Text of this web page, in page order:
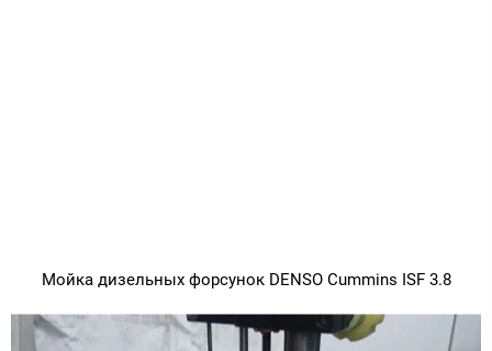
Мойка дизельных форсунок DENSO Cummins ISF 3.8